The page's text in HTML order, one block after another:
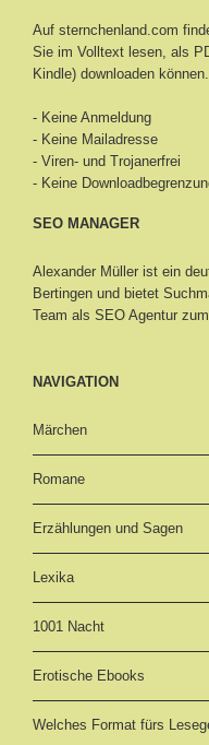
Auf sternchenland.com
Sie im Volltext lesen, als
Kindle) downloaden können.
- Keine Anmeldung
- Keine Mailadresse
- Viren- und Trojanerfrei
- Keine
SEO MANAGER
Alexander Müller ist ein
Bertingen und bietet
Team als SEO Agentur
NAVIGATION
Märchen
Romane
Erzählungen und Sagen
Lexika
1001 Nacht
Erotische Ebooks
Welches Format fürs